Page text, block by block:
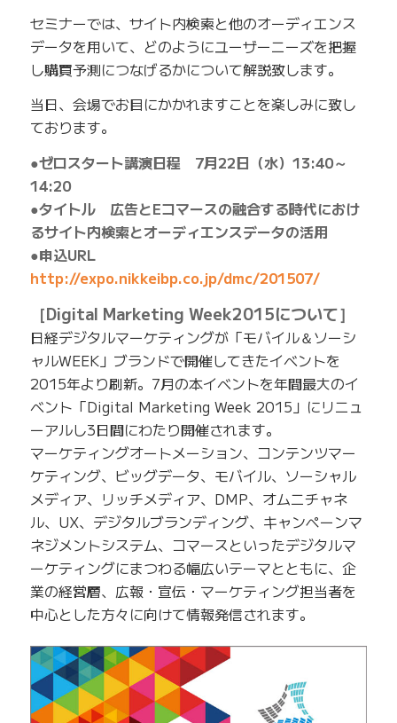
セミナーでは、サイト内検索と他のオーディエンス
データを用いて、どのようにユーザーニーズを把握
し購買予測につなげるかについて解説致します。
当日、会場でお目にかかれますことを楽しみに致し
ております。
●ゼロスタート講演日程 7月22日（水）13:40～
14:20
●タイトル 広告とEコマースの融合する時代におけ
るサイト内検索とオーディエンスデータの活用
●申込URL
http://expo.nikkeibp.co.jp/dmc/201507/
［Digital Marketing Week2015について］
日経デジタルマーケティングが「モバイル＆ソーシ
ャルWEEK」ブランドで開催してきたイベントを
2015年より刷新。7月の本イベントを年間最大のイ
ベント「Digital Marketing Week 2015」にリニュ
ーアルし3日間にわたり開催されます。
マーケティングオートメーション、コンテンツマー
ケティング、ビッグデータ、モバイル、ソーシャル
メディア、リッチメディア、DMP、オムニチャネ
ル、UX、デジタルブランディング、キャンペーンマ
ネジメントシステム、コマースといったデジタルマ
ーケティングにまつわる幅広いテーマとともに、企
業の経営層、広報・宣伝・マーケティング担当者を
中心とした方々に向けて情報発信されます。